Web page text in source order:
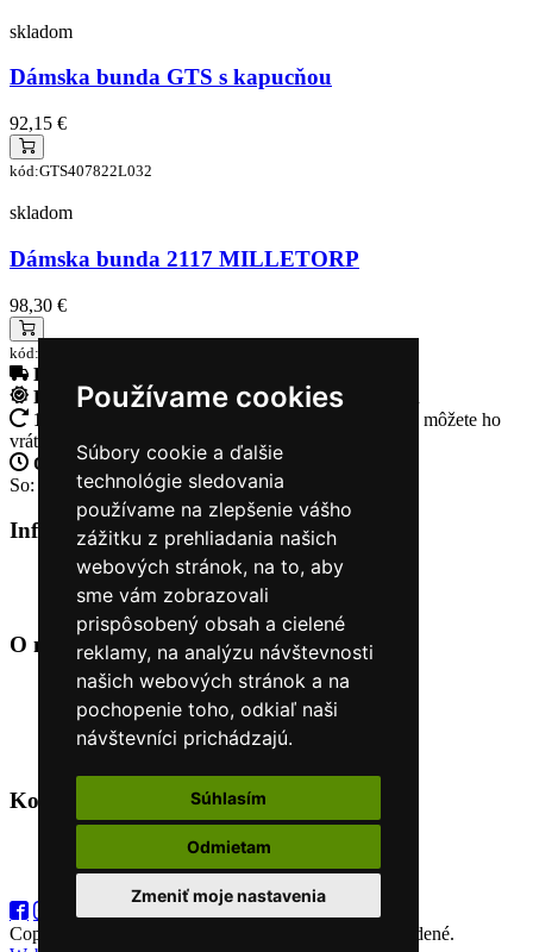
Používame cookies
Súbory cookie a ďalšie
technológie sledovania
používame na zlepšenie vášho
zážitku z prehliadania našich
webových stránok, na to, aby
sme vám zobrazovali
prispôsobený obsah a cielené
reklamy, na analýzu návštevnosti
našich webových stránok a na
pochopenie toho, odkiaľ naši
návštevníci prichádzajú.
Súhlasím
Odmietam
Zmeniť moje nastavenia
skladom
Dámska bunda GTS s kapucňou
92,15 €
kód:GTS407822L032
skladom
Dámska bunda 2117 MILLETORP
98,30 €
kód:7612911010
Doprava zadarmo
Rýchle dodanieTovar Vám odošleme do 24 hodín
14 Dní na vrátenie tovaru
Ak Vám tovar nesadne, môžete ho
vrátiť
Otvorené celý týždeňPo - pia: 8:30 - 16:30
So: 9:00 - 12:00
Informácie+
O nás
Kontakt
O nás +
Úvod
Obchodné podmienky
Nákup na splátky cez Quatro
Odstúpiť od zmluvy TU
Kontakt
+421 915 44 15 99
eshop@horyasport.sk
Copyright (C) 2026
. Všetky práva vyhradené.